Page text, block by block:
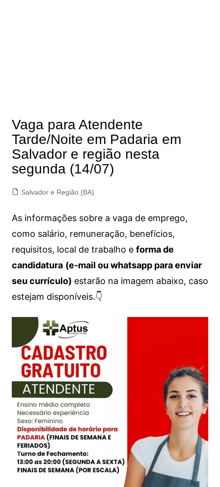
Vaga para Atendente
Tarde/Noite em Padaria em
Salvador e região nesta
segunda (14/07)
Salvador e Região (BA)
As informações sobre a vaga de emprego,
como salário, remuneração, benefícios,
requisitos, local de trabalho e forma de
candidatura (e-mail ou whatsapp para enviar
seu currículo) estarão na imagem abaixo, caso
estejam disponíveis.👇